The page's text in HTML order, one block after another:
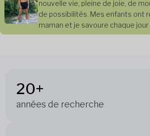
nouvelle vie, pleine de joie, de
de possibilités. Mes enfants ont
maman et je savoure chaque jour
20+
années de recherche